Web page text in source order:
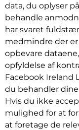
data, du oplyser
behandle
har svaret
medmindre der
opbevare
opfyldelse af
Facebook Ireland
du behandler
Hvis du ikke
mulighed for at
at foretage de